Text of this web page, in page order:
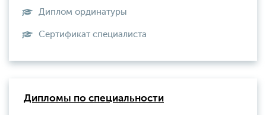
Диплом ординатуры
Сертификат специалиста
Дипломы по специальности